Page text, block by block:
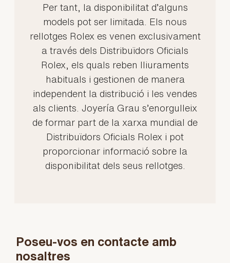
Per tant, la disponibilitat d’alguns
models pot ser limitada. Els nous
rellotges Rolex es venen exclusivament
a través dels Distribuïdors Oficials
Rolex, els quals reben lliuraments
habituals i gestionen de manera
independent la distribució i les vendes
als clients. Joyería Grau s’enorgulleix
de formar part de la xarxa mundial de
Distribuïdors Oficials Rolex i pot
proporcionar informació sobre la
disponibilitat dels seus rellotges.
Poseu-vos en contacte amb
nosaltres